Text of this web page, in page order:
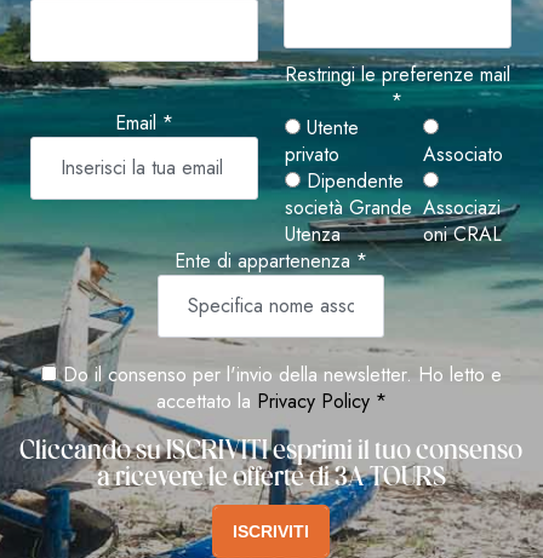
Email *
Restringi le preferenze mail
*
Utente
privato
Associato
Dipendente
società Grande
Utenza
Associazi
oni CRAL
Ente di appartenenza *
Do il consenso per l'invio della newsletter. Ho letto e
accettato la Privacy Policy *
Cliccando su ISCRIVITI esprimi il tuo consenso
a ricevere le offerte di 3A TOURS
ISCRIVITI